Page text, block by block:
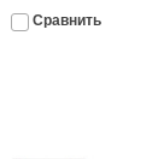
Сравнить